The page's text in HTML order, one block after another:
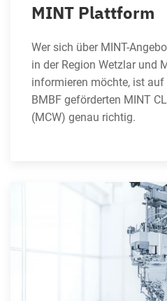
MINT Plattform
Wer sich über MINT-
in der Region Wetzlar und
informieren möchte, ist auf
BMBF geförderten MINT
(MCW) genau richtig.